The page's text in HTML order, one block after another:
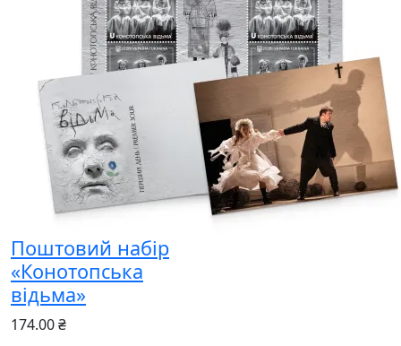
Поштовий набір
«Конотопська
відьма»
174.00 ₴